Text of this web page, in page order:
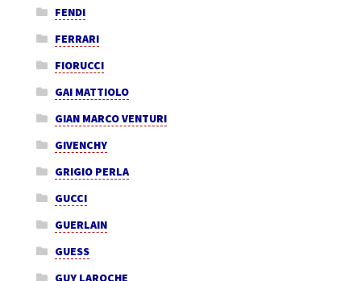
FENDI
FERRARI
FIORUCCI
GAI MATTIOLO
GIAN MARCO VENTURI
GIVENCHY
GRIGIO PERLA
GUCCI
GUERLAIN
GUESS
GUY LAROCHE